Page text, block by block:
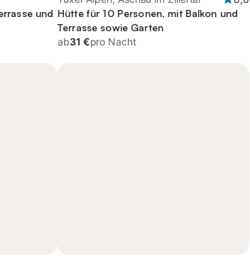
und Hütte für 10 Personen, mit Balkon und
Terrasse sowie Garten
ab31 €pro Nacht